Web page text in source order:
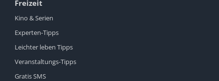
Freizeit
Kino & Serien
Experten-Tipps
Leichter leben Tipps
Veranstaltungs-Tipps
Gratis SMS